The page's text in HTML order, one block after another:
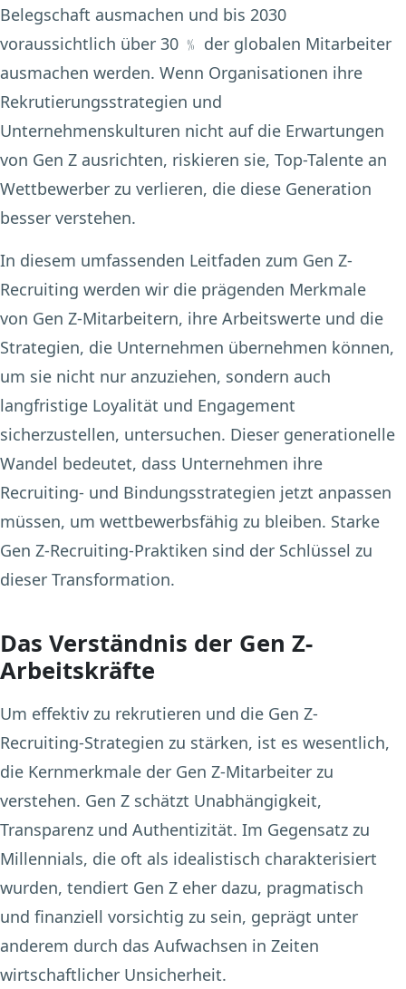
Belegschaft ausmachen und bis 2030
voraussichtlich über 30 ﹪ der globalen Mitarbeiter
ausmachen werden. Wenn Organisationen ihre
Rekrutierungsstrategien und
Unternehmenskulturen nicht auf die Erwartungen
von Gen Z ausrichten, riskieren sie, Top-Talente an
Wettbewerber zu verlieren, die diese Generation
besser verstehen.
In diesem umfassenden Leitfaden zum Gen Z-
Recruiting werden wir die prägenden Merkmale
von Gen Z-Mitarbeitern, ihre Arbeitswerte und die
Strategien, die Unternehmen übernehmen können,
um sie nicht nur anzuziehen, sondern auch
langfristige Loyalität und Engagement
sicherzustellen, untersuchen. Dieser generationelle
Wandel bedeutet, dass Unternehmen ihre
Recruiting- und Bindungsstrategien jetzt anpassen
müssen, um wettbewerbsfähig zu bleiben. Starke
Gen Z-Recruiting-Praktiken sind der Schlüssel zu
dieser Transformation.
Das Verständnis der Gen Z-
Arbeitskräfte
Um effektiv zu rekrutieren und die Gen Z-
Recruiting-Strategien zu stärken, ist es wesentlich,
die Kernmerkmale der Gen Z-Mitarbeiter zu
verstehen. Gen Z schätzt Unabhängigkeit,
Transparenz und Authentizität. Im Gegensatz zu
Millennials, die oft als idealistisch charakterisiert
wurden, tendiert Gen Z eher dazu, pragmatisch
und finanziell vorsichtig zu sein, geprägt unter
anderem durch das Aufwachsen in Zeiten
wirtschaftlicher Unsicherheit.